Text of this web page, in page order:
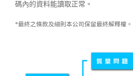
碼內的資料能讀取正常。
*最終之條款及細則本公司保留最終解釋權。